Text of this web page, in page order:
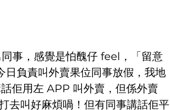
事，感覺是怕醜仔 feel，「留意
負責叫外賣果位同事放假，我地
佢用左 APP 叫外賣，但係外賣
去叫好麻煩喎！但有同事講話佢平